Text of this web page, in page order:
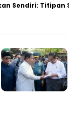
Sendiri: Titipan